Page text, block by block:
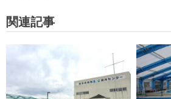
電車が走っていないので、バスか車を使わ
また、すぐ近くに民宿があります。
っています。
▶監視員：★★★★☆
必須性別
総合評価(5段階)
関連記事